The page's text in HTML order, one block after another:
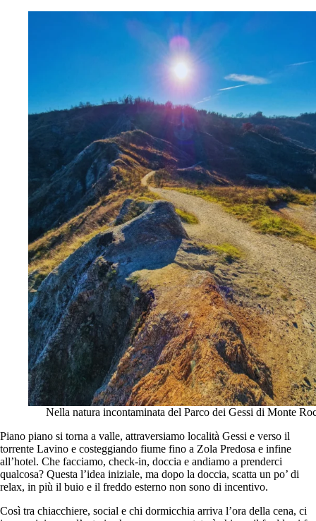
Nella natura incontaminata del Parco dei Gessi di Monte
Piano piano si torna a valle, attraversiamo località Gessi e verso il
torrente Lavino e costeggiando fiume fino a Zola Predosa e infine
all’hotel. Che facciamo, check-in, doccia e andiamo a prenderci
qualcosa? Questa l’idea iniziale, ma dopo la doccia, scatta un po’ di
relax, in più il buio e il freddo esterno non sono di incentivo.
Così tra chiacchiere, social e chi dormicchia arriva l’ora della cena, ci